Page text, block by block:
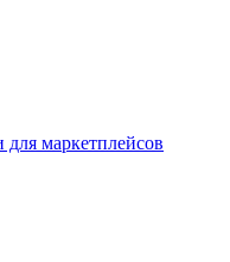
маркетплейсов